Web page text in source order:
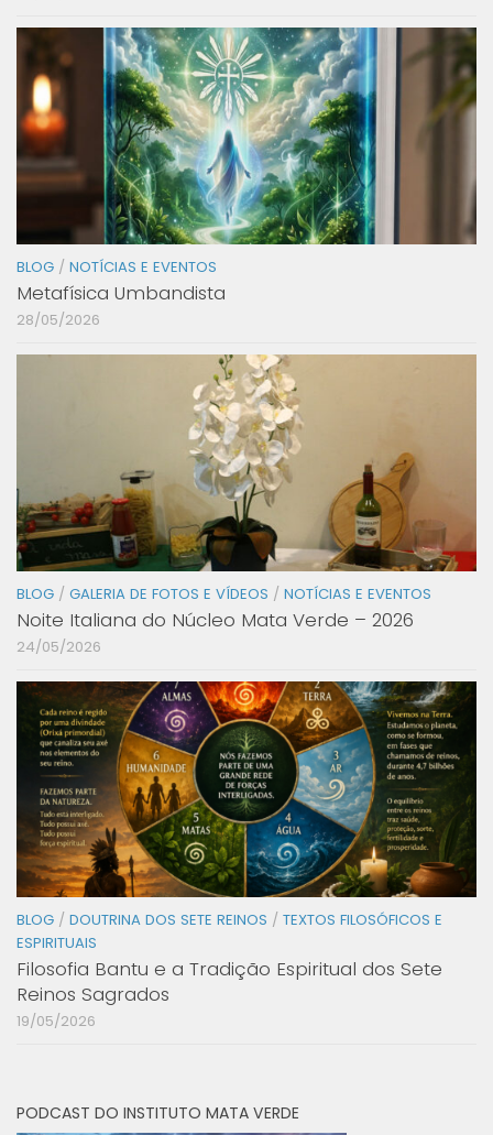
BLOG / NOTÍCIAS E EVENTOS
Metafísica Umbandista
28/05/2026
BLOG / GALERIA DE FOTOS E VÍDEOS / NOTÍCIAS E EVENTOS
Noite Italiana do Núcleo Mata Verde – 2026
24/05/2026
BLOG / DOUTRINA DOS SETE REINOS / TEXTOS FILOSÓFICOS E
ESPIRITUAIS
Filosofia Bantu e a Tradição Espiritual dos Sete
Reinos Sagrados
19/05/2026
PODCAST DO INSTITUTO MATA VERDE